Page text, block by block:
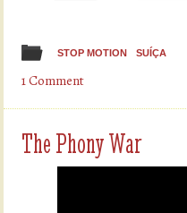
STOP MOTION SUÍÇA
1 Comment
The Phony War